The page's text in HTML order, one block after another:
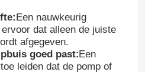
Een nauwkeurig
dat alleen de juiste
afgegeven.
goed past:Een
leiden dat de pomp of